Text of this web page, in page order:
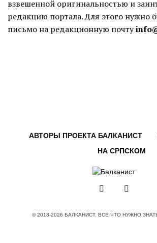
взвешенной оригинальностью и
редакцию портала. Для этого нужно
письмо на редакционную почту
АВТОРЫ ПРОЕКТА БАЛКАНИСТ
НА СРПСКОМ
© 2018-2026 БАЛКАНИСТ. ВСЕ ЧТО НУЖНО